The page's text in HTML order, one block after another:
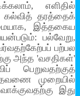
எளிதில்
கல்வித் தரத்தைக்
இத்தகைய
பல்வேறு,
பற்பல
அந்த 'வசதிகள்'
பெறுவதற்குத்
முறையில்
இது